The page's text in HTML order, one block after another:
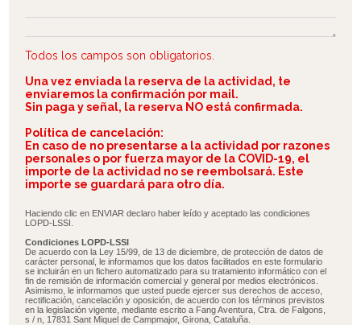
Todos los campos son obligatorios.
Una vez enviada la reserva de la actividad, te
enviaremos la confirmación por mail.
Sin paga y señal, la reserva NO está confirmada.
Política de cancelación:
En caso de no presentarse a la actividad por razones
personales o por fuerza mayor de la COVID-19, el
importe de la actividad no se reembolsará. Este
importe se guardará para otro día.
Haciendo clic en ENVIAR declaro haber leído y aceptado las condiciones
LOPD-LSSI.
Condiciones LOPD-LSSI
De acuerdo con la Ley 15/99, de 13 de diciembre, de protección de datos de
carácter personal, le informamos que los datos facilitados en este formulario
se incluirán en un fichero automatizado para su tratamiento informático con el
fin de remisión de información comercial y general por medios electrónicos.
Asimismo, le informamos que usted puede ejercer sus derechos de acceso,
rectificación, cancelación y oposición, de acuerdo con los términos previstos
en la legislación vigente, mediante escrito a Fang Aventura, Ctra. de Falgons,
s / n, 17831 Sant Miquel de Campmajor, Girona, Cataluña.